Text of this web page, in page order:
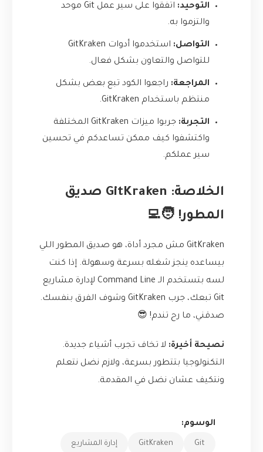
التوحيد:
اتفقوا على سير عمل Git موحد
والتزموا به.
التواصل:
استخدموا أدوات GitKraken
للتواصل والتعاون بشكل فعال.
المراجعة: راجعوا الكود تبع بعض بشكل
منتظم باستخدام GitKraken.
التجربة:
جربوا ميزات GitKraken المختلفة
واكتشفوا كيف ممكن تساعدكم في تحسين
سير عملكم.
الخلاصة: GitKraken صديق
المطور! 🧑‍💻
GitKraken مش مجرد أداة، هو صديق المطور اللي
بيساعده ينجز شغله بسرعة وسهولة. إذا كنت
لسه بتستخدم الـ Command Line لإدارة مشاريع
Git تبعك، جرب GitKraken وشوف الفرق بنفسك.
صدقني، ما رح تندم! 😎
نصيحة أخيرة: لا تخاف تجرب أشياء جديدة.
التكنولوجيا بتتطور بسرعة، ولازم نضل نتعلم
ونتكيف عشان نضل في المقدمة.
الوسوم:
Git
GitKraken إدارة المشاريع